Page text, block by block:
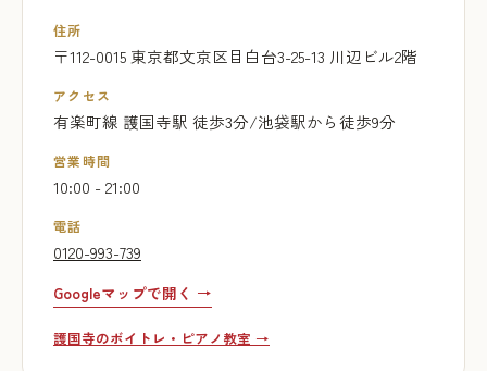
住所
〒112-0015 東京都文京区目白台3-25-13 川辺ビル2階
アクセス
有楽町線 護国寺駅 徒歩3分/池袋駅から徒歩9分
営業時間
10:00 - 21:00
電話
0120-993-739
Googleマップで開く →
護国寺のボイトレ・ピアノ教室 →